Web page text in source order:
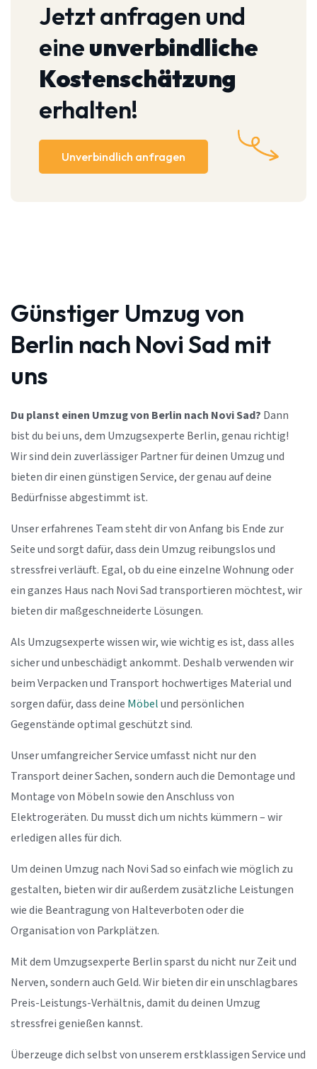
Jetzt anfragen und
eineunverbindliche
Kostenschätzung
erhalten!
Unverbindlich anfragen
Günstiger Umzug von
Berlin nach Novi Sad mit
uns
Du planst einen Umzug von Berlin nach Novi Sad? Dann
bist du bei uns, dem Umzugsexperte Berlin, genau richtig!
Wir sind dein zuverlässiger Partner für deinen Umzug und
bieten dir einen günstigen Service, der genau auf deine
Bedürfnisse abgestimmt ist.
Unser erfahrenes Team steht dir von Anfang bis Ende zur
Seite und sorgt dafür, dass dein Umzug reibungslos und
stressfrei verläuft. Egal, ob du eine einzelne Wohnung oder
ein ganzes Haus nach Novi Sad transportieren möchtest, wir
bieten dir maßgeschneiderte Lösungen.
Als Umzugsexperte wissen wir, wie wichtig es ist, dass alles
sicher und unbeschädigt ankommt. Deshalb verwenden wir
beim Verpacken und Transport hochwertiges Material und
sorgen dafür, dass deine Möbelund persönlichen
Gegenstände optimal geschützt sind.
Unser umfangreicher Service umfasst nicht nur den
Transport deiner Sachen, sondern auch die Demontage und
Montage von Möbeln sowie den Anschluss von
Elektrogeräten. Du musst dich um nichts kümmern – wir
erledigen alles für dich.
Um deinen Umzug nach Novi Sad so einfach wie möglich zu
gestalten, bieten wir dir außerdem zusätzliche Leistungen
wie die Beantragung von Halteverboten oder die
Organisation von Parkplätzen.
Mit dem Umzugsexperte Berlin sparst du nicht nur Zeit und
Nerven, sondern auch Geld. Wir bieten dir ein unschlagbares
Preis-Leistungs-Verhältnis, damit du deinen Umzug
stressfrei genießen kannst.
Überzeuge dich selbst von unserem erstklassigen Service und